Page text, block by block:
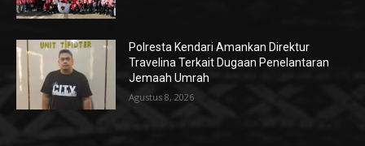
Polresta Kendari Amankan Direktur
Travelina Terkait Dugaan Penelantaran
Jemaah Umrah
Agustus 8, 2026